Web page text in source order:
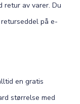
retur av varer. Du
på e-
en gratis
størrelse med